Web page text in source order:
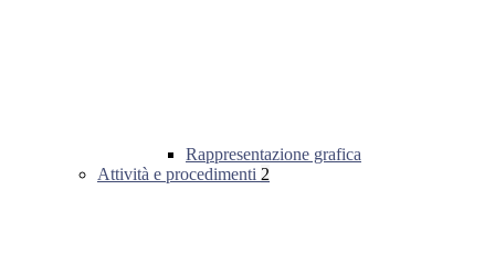
Rappresentazione grafica
Attività e procedimenti 2